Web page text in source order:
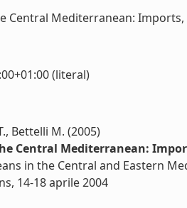
Central Mediterranean:
(literal)
Bettelli M. (2005)
Central Mediterranean:
in the Central and Eastern
14-18 aprile 2004